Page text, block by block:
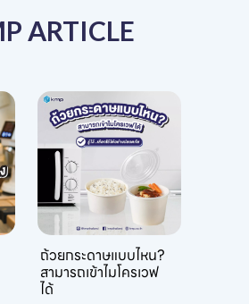
ARTICLE
ถ้วยกระดาษแบบไหน?
สามารถเข้าไมโครเวฟ
ได้